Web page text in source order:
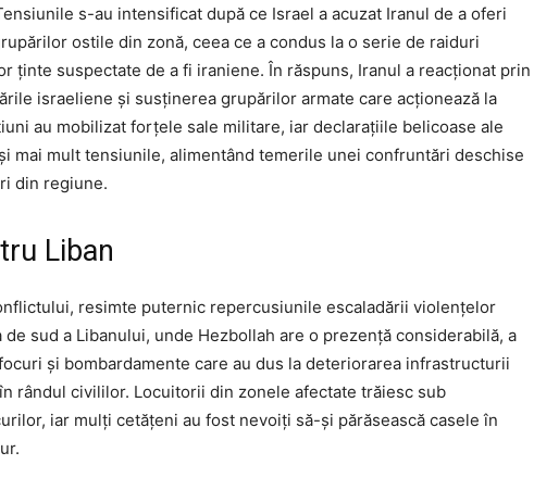
s-au intensificat după ce Israel a acuzat Iranul de a oferi
ostile din zonă, ceea ce a condus la o serie de raiduri
ținte suspectate de a fi iraniene. În răspuns, Iranul a reacționat prin
israeliene și susținerea grupărilor armate care acționează la
au mobilizat forțele sale militare, iar declarațiile belicoase ale
mai mult tensiunile, alimentând temerile unei confruntări deschise
din regiune.
Liban
resimte puternic repercusiunile escaladării violențelor
sud a Libanului, unde Hezbollah are o prezență considerabilă, a
și bombardamente care au dus la deteriorarea infrastructurii
rândul civililor. Locuitorii din zonele afectate trăiesc sub
iar mulți cetățeni au fost nevoiți să-și părăsească casele în